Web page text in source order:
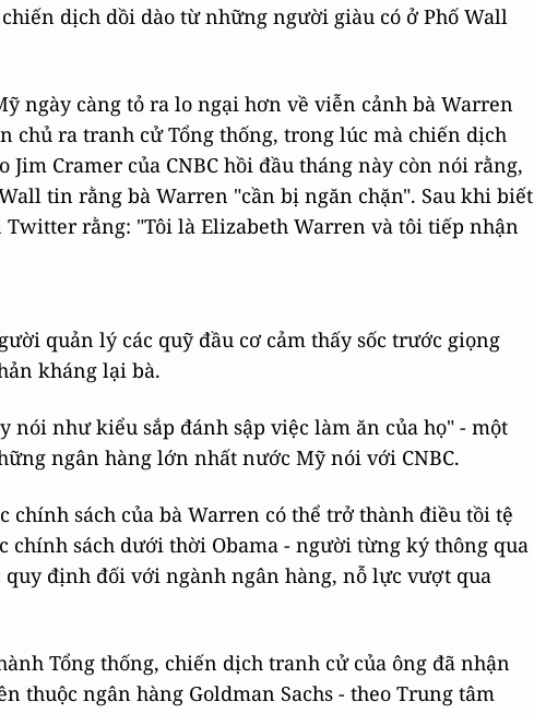
dịch dồi dào từ những người giàu có ở Phố Wall
ngày càng tỏ ra lo ngại hơn về viễn cảnh bà Warren
chủ ra tranh cử Tổng thống, trong lúc mà chiến dịch
Jim Cramer của CNBC hồi đầu tháng này còn nói rằng,
tin rằng bà Warren "cần bị ngăn chặn". Sau khi biết
rằng: "Tôi là Elizabeth Warren và tôi tiếp nhận
quản lý các quỹ đầu cơ cảm thấy sốc trước giọng
kháng lại bà.
nói như kiểu sắp đánh sập việc làm ăn của họ" - một
ngân hàng lớn nhất nước Mỹ nói với CNBC.
chính sách của bà Warren có thể trở thành điều tồi tệ
chính sách dưới thời Obama - người từng ký thông qua
quy định đối với ngành ngân hàng, nỗ lực vượt qua
Tổng thống, chiến dịch tranh cử của ông đã nhận
thuộc ngân hàng Goldman Sachs - theo Trung tâm